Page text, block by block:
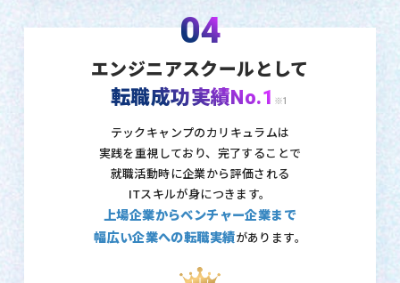
04
エンジニアスクールとして
転職成功実績No.1 ※1
テックキャンプのカリキュラムは
実践を重視しており、 完了することで
就職活動時に企業から評価される
ITスキルが身につきます。
上場企業からベンチャー企業まで
幅広い企業への転職実績があります。